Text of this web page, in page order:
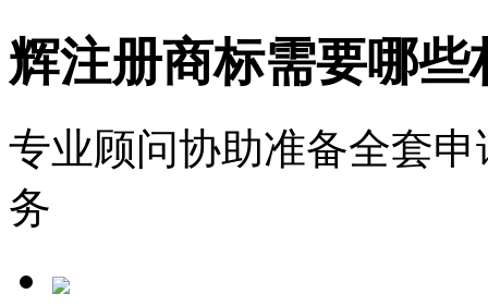
辉注册商标需要哪些
专业顾问协助准备全套
务